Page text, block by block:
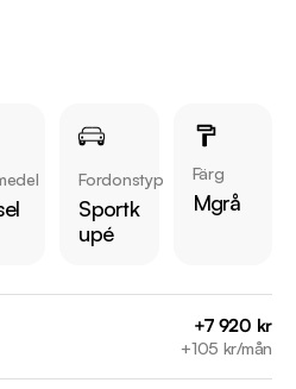
Benz CLA i lager. Se våra bilar
Fordonstyp
Sportk
upé
Färg
Mgrå
+7 920 kr
+105 kr/mån